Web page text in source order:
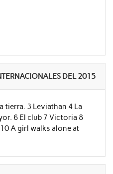
DEL 2015
tierra. 3 Leviathan 4 La
6 El club 7 Victoria 8
A girl walks alone at